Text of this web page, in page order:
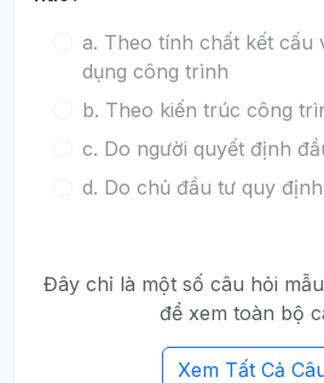
a. Theo tính chất kết cấu
dụng công trình
b. Theo kiến trúc công
c. Do người quyết định
d. Do chủ đầu tư quy định
Đây chỉ là một số câu hỏi
để xem toàn bộ
Xem Tất Cả